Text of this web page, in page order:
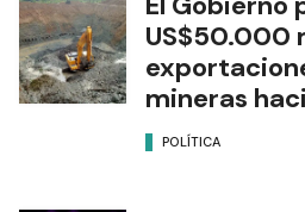
NOTAS
El Gobierno
US$50.000
mineras